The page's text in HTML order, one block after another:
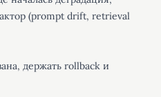
(prompt drift, retrieval
держать rollback и